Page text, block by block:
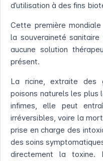
d’utilisation à des fins
Cette première
la souveraineté
aucune solution
présent.
La ricine, extraite des
poisons naturels les plus
infimes, elle peut
irréversibles, voire la
prise en charge des
des soins
directement la toxine.